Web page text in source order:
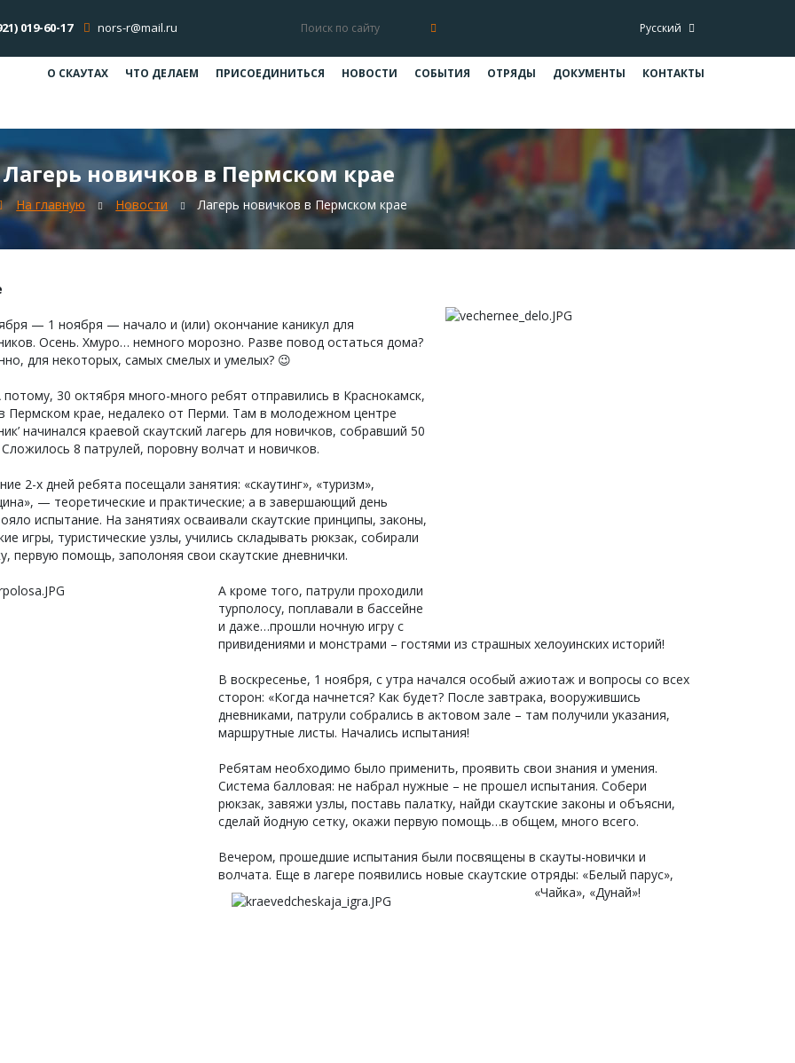
019-60-17 nors-r@mail.ru Русский
О СКАУТАХ ЧТО ДЕЛАЕМ ПРИСОЕДИНИТЬСЯ НОВОСТИ СОБЫТИЯ ОТРЯДЫ ДОКУМЕНТЫ КОНТАКТЫ
Лагерь новичков в Пермском крае
На главную Новости Лагерь новичков в Пермском крае
— 1 ноября — начало и (или) окончание каникул для
Осень. Хмуро… немного морозно. Разве повод остаться дома?
для некоторых, самых смелых и умелых? 😉
30 октября много-много ребят отправились в Краснокамск,
Пермском крае, недалеко от Перми. Там в молодежном центре
начинался краевой скаутский лагерь для новичков, собравший 50
8 патрулей, поровну волчат и новичков.
2-х дней ребята посещали занятия: «скаутинг», «туризм»,
— теоретические и практические; а в завершающий день
испытание. На занятиях осваивали скаутские принципы, законы,
игры, туристические узлы, учились складывать рюкзак, собирали
первую помощь, заполоняя свои скаутские дневнички.
А кроме того, патрули проходили
турполосу, поплавали в бассейне
и даже…прошли ночную игру с
привидениями и монстрами – гостями из страшных хелоуинских историй!
В воскресенье, 1 ноября, с утра начался особый ажиотаж и вопросы со всех
сторон: «Когда начнется? Как будет? После завтрака, вооружившись
дневниками, патрули собрались в актовом зале – там получили указания,
маршрутные листы. Начались испытания!
Ребятам необходимо было применить, проявить свои знания и умения.
Система балловая: не набрал нужные – не прошел испытания. Собери
рюкзак, завяжи узлы, поставь палатку, найди скаутские законы и объясни,
сделай йодную сетку, окажи первую помощь…в общем, много всего.
Вечером, прошедшие испытания были посвящены в скауты-новички и
волчата. Еще в лагере появились новые скаутские отряды: «Белый парус»,
«Чайка», «Дунай»!